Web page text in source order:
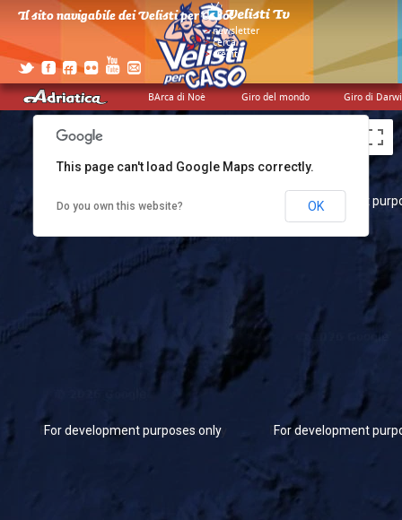
BArca di Noè Giro del mondo Giro di
Il sito navigabile dei Velisti per Caso!
> newsletter
> cerca
> credits
For development
For development purposes only
For development purposes only For development
This page can't load Google Maps correctly.
Do you own this website? OK